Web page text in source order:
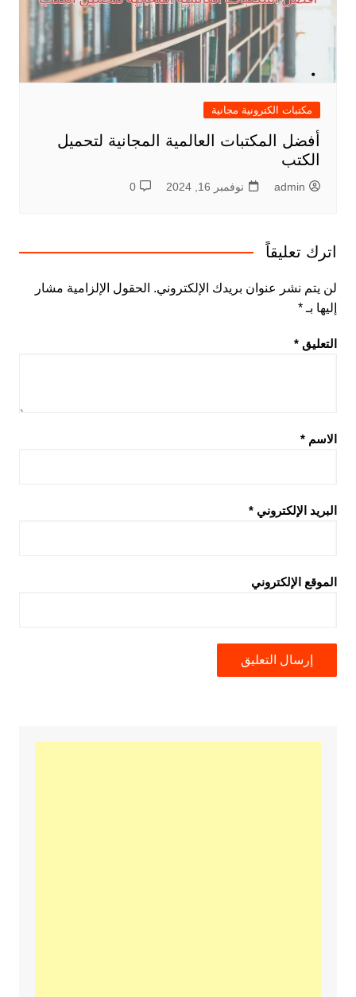
مكتبات الكترونية مجانية
أفضل المكتبات العالمية المجانية لتحميل
الكتب
admin نوفمبر 16, 2024 0
اترك تعليقاً
لن يتم نشر عنوان بريدك الإلكتروني. الحقول الإلزامية مشار
إليها بـ *
التعليق *
الاسم *
البريد الإلكتروني *
الموقع الإلكتروني